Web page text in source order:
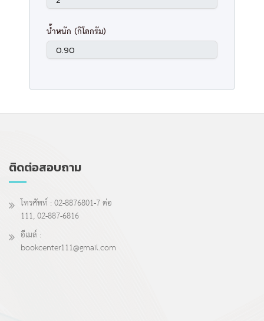
น้ำหนัก (กิโลกรัม)
ติดต่อสอบถาม
โทรศัพท์ : 02-8876801-7 ต่อ
111, 02-887-6816
อีเมล์ :
bookcenter111@gmail.com